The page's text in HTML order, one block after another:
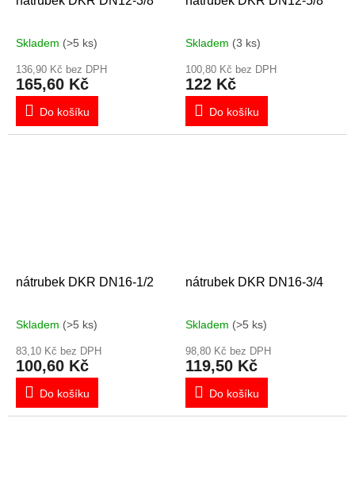
Skladem (>5 ks)
136,90 Kč bez DPH
165,60 Kč
Do košíku
Skladem (3 ks)
100,80 Kč bez DPH
122 Kč
Do košíku
nátrubek DKR DN16-1/2
Skladem (>5 ks)
83,10 Kč bez DPH
100,60 Kč
Do košíku
nátrubek DKR DN16-3/4
Skladem (>5 ks)
98,80 Kč bez DPH
119,50 Kč
Do košíku